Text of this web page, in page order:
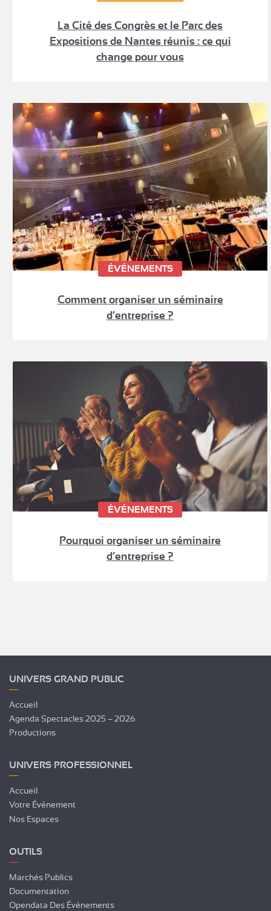
La Cité des Congrès et le Parc des
Expositions de Nantes réunis : ce qui
change pour vous
ÉVÉNEMENTS
Comment organiser un séminaire
d’entreprise ?
ÉVÉNEMENTS
Pourquoi organiser un séminaire
d’entreprise ?
UNIVERS GRAND PUBLIC
Accueil
Agenda Spectacles 2025 – 2026
Productions
UNIVERS PROFESSIONNEL
Accueil
Votre Événement
Nos Espaces
OUTILS
Marchés Publics
Documentation
Opendata Des Événements